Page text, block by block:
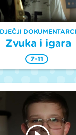
DJEČJI DOKUMENTARCI
Zvuka i igara
7-11